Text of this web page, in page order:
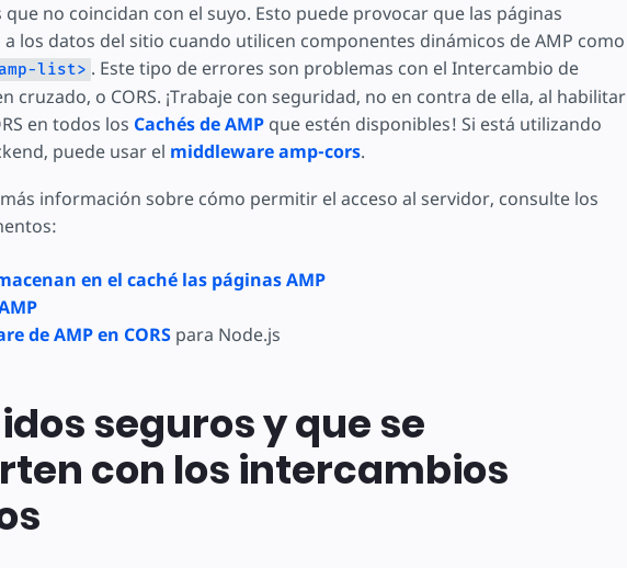
no coincidan con el suyo. Esto puede provocar que las páginas
a los datos del sitio cuando utilicen componentes dinámicos de AMP como
list> . Este tipo de errores son problemas con el Intercambio de
cruzado, o CORS. ¡Trabaje con seguridad, no en contra de ella, al habilitar
en todos los Cachés de AMPque estén disponibles! Si está utilizando
puede usar el middleware amp-cors.
información sobre cómo permitir el acceso al servidor, consulte los
en el caché las páginas AMP
de AMP en CORS para Node.js
seguros y que se
con los intercambios